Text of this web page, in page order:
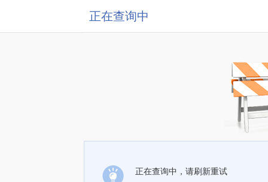
正在查询中
正在查询中，请刷新重试